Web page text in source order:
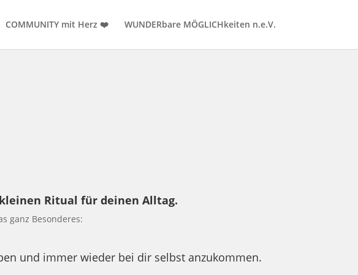
COMMUNITY mit Herz ❤️ WUNDERbare MÖGLICHkeiten n.e.V.
Ritual für deinen Alltag.
ganz Besonderes:
und immer wieder bei dir selbst anzukommen.